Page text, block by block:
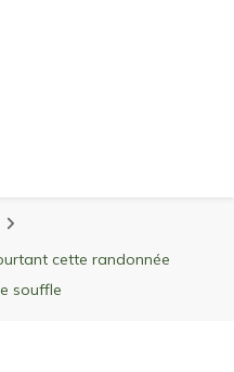
de ski
cette randonnée
souffle